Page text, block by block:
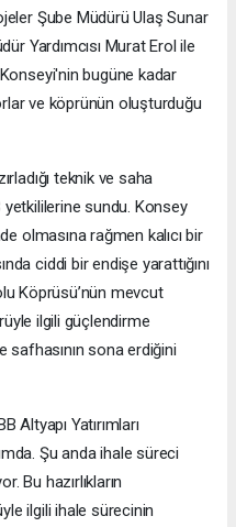
Şube Müdürü Ulaş Sunar
Yardımcısı Murat Erol ile
bugüne kadar
ve köprünün oluşturduğu
teknik ve saha
sundu. Konsey
olmasına rağmen kalıcı bir
ciddi bir endişe yarattığını
Köprüsü’nün mevcut
ilgili güçlendirme
safhasının sona erdiğini
Altyapı Yatırımları
Şu anda ihale süreci
Bu hazırlıkların
ilgili ihale sürecinin